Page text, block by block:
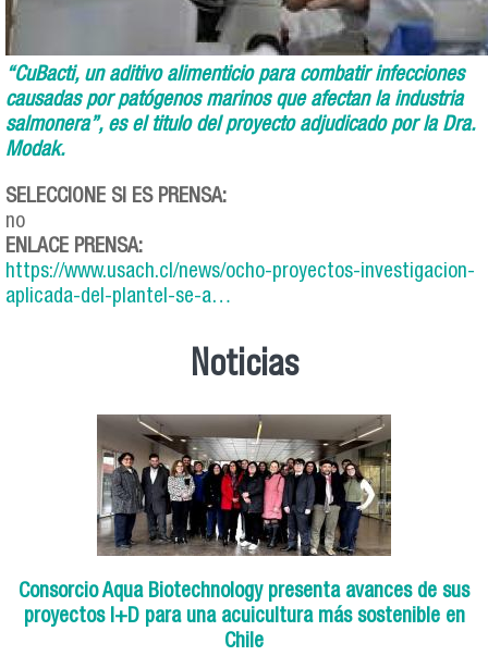
“CuBacti, un aditivo alimenticio para combatir infecciones
causadas por patógenos marinos que afectan la industria
salmonera”, es el titulo del proyecto adjudicado por la Dra.
Modak.
SELECCIONE SI ES PRENSA:
no
ENLACE PRENSA:
https://www.usach.cl/news/ocho-proyectos-investigacion-
aplicada-del-plantel-se-a…
Noticias
Consorcio Aqua Biotechnology presenta avances de sus
proyectos I+D para una acuicultura más sostenible en
Chile